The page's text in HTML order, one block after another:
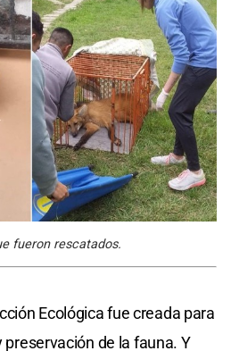
fueron rescatados.
Ecológica fue creada para
de la fauna. Y